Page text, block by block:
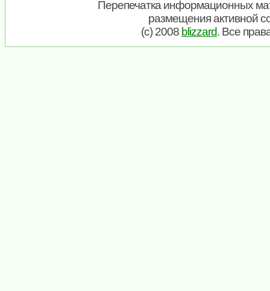
Перепечатка информационных
размещения активной
(c) 2008 blizzard. Все